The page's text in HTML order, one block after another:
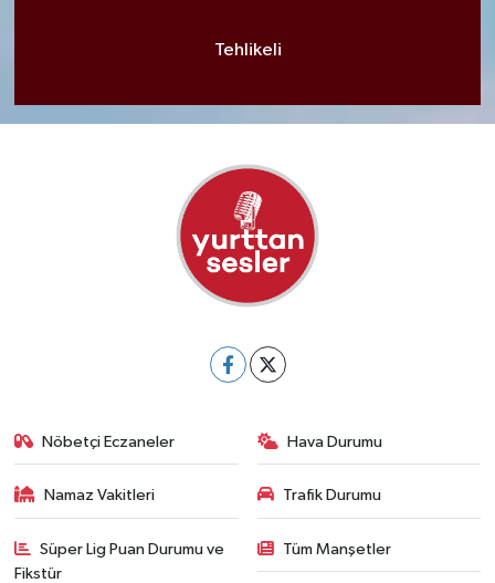
Tehlikeli
Nöbetçi Eczaneler Hava Durumu
Namaz Vakitleri Trafik Durumu
Süper Lig Puan Durumu ve
Fikstür
Tüm Manşetler